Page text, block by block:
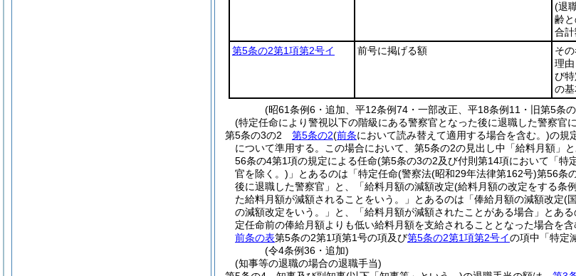
(退
齢
合計
第5条の2第1項第2号イ
前号に掲げる額
そ
理
び
の
(昭61条例6・追加、平12条例74・一部改正、平18条例11・旧第5条
(特定任命により警視以下の階級にある警察官となった後に退職した警察官
第5条の3の2
第5条の2(前条において読み替えて適用する場合を含む。)の規
について準用する。
この場合において、第5条の2の見出し中「給料月額」
56条の4第1項の規定による任命(第5条の3の2及び付則第14項において「特
官を除く。) 」とあるのは「特定任命(警察法(昭和29年法律第162号)第56条
後に退職した警察官」と、「給料月額の減額改定(給料月額の改定をする
た給料月額が減額されることをいう。」とあるのは「俸給月額の減額改定(
の減額改定をいう。」と、「給料月額が減額されたことがある場合」とあ
定任命前の俸給月額よりも低い給料月額を支給されることとなった場合を含
前条の表第5条の2第1項第1号の項及び第5条の2第1項第2号イの項中「特定
(令4条例36・追加)
(知事等の退職の場合の退職手当)